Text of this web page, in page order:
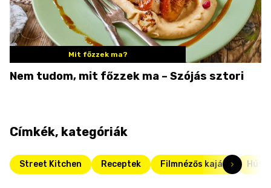
Mit főzzek ma?
Nem tudom, mit főzzek ma – Szójás sztori
Címkék, kategóriák
Street Kitchen Receptek Filmnézős kaják